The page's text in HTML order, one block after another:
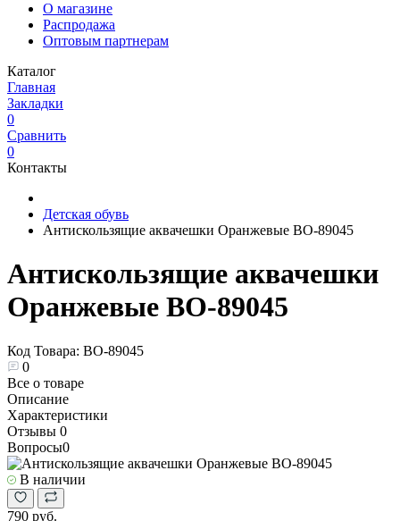
О магазине
Распродажа
Оптовым партнерам
Каталог
Главная
Закладки
0
Сравнить
0
Контакты
Детская обувь
Антискользящие аквачешки Оранжевые BO-89045
Антискользящие аквачешки
Оранжевые BO-89045
Код Товара: BO-89045
0
Все о товаре
Описание
Характеристики
Отзывы 0
Вопросы0
В наличии
790 руб.